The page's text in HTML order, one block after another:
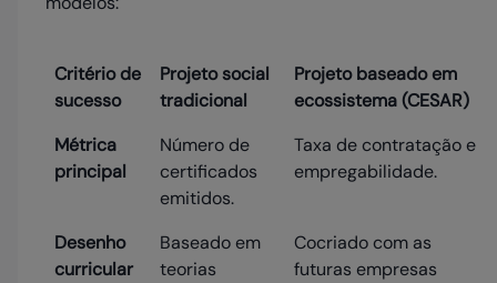
Critério de
sucesso
Projeto social
tradicional
Projeto baseado em
ecossistema (CESAR)
Métrica
principal
Número de
certificados
emitidos.
Taxa de contratação e
empregabilidade.
Desenho
curricular
Baseado em
teorias
Cocriado com as
futuras empresas